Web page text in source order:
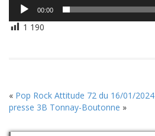
00:00
1 190
« Pop Rock Attitude 72 du 16/01/2024
presse 3B Tonnay-Boutonne »